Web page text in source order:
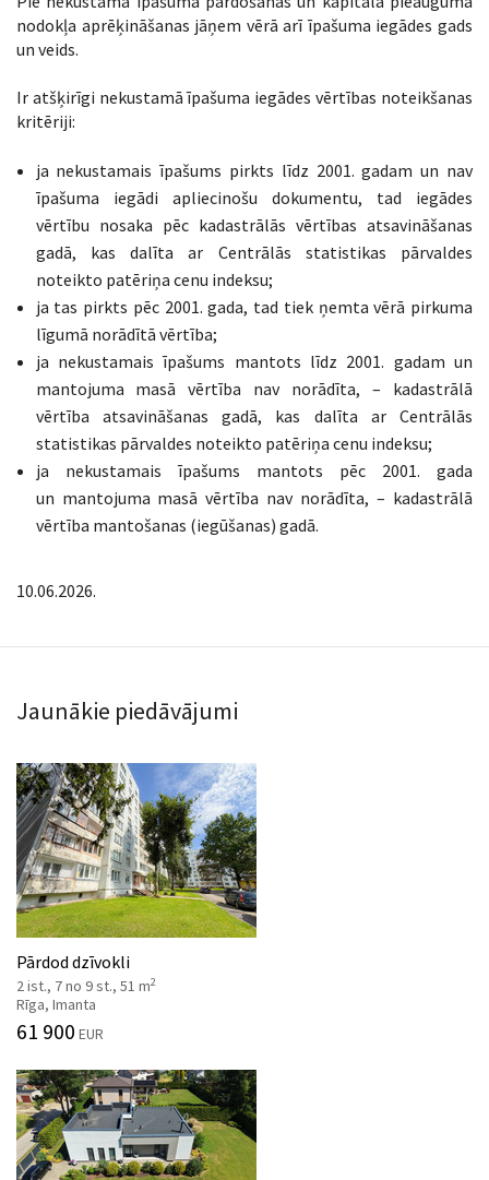
nodokļa aprēķināšanas jāņem vērā arī īpašuma iegādes gads
un veids.
Ir atšķirīgi nekustamā īpašuma iegādes vērtības noteikšanas
kritēriji:
ja nekustamais īpašums pirkts līdz 2001. gadam un nav
īpašuma iegādi apliecinošu dokumentu, tad iegādes
vērtību nosaka pēc kadastrālās vērtības atsavināšanas
gadā, kas dalīta ar Centrālās statistikas pārvaldes
noteikto patēriņa cenu indeksu;
ja tas pirkts pēc 2001. gada, tad tiek ņemta vērā pirkuma
līgumā norādītā vērtība;
ja nekustamais īpašums mantots līdz 2001. gadam un
mantojuma masā vērtība nav norādīta, – kadastrālā
vērtība atsavināšanas gadā, kas dalīta ar Centrālās
statistikas pārvaldes noteikto patēriņa cenu indeksu;
ja nekustamais īpašums mantots pēc 2001. gada
un mantojuma masā vērtība nav norādīta, – kadastrālā
vērtība mantošanas (iegūšanas) gadā.
10.06.2026.
Jaunākie piedāvājumi
Pārdod dzīvokli
2 ist., 7 no 9 st., 51 m2
Rīga, Imanta
61 900 EUR